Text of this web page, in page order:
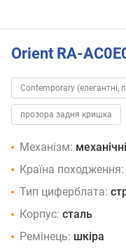
Orient RA-
Contemporary (елегантні,
прозора задня кришка
Механізм: механічні
Країна походження:
Тип циферблата:
Корпус: сталь
Ремінець: шкіра